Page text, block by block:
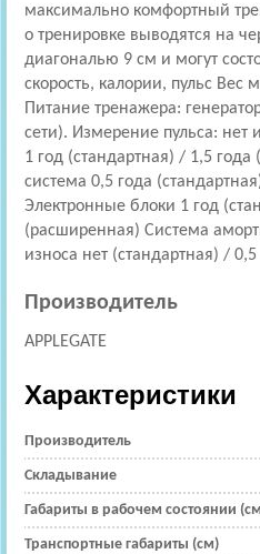
максимально комфортный
о тренировке выводятся на
диагональю 9 см и могут
скорость, калории, пульс Вес
Питание тренажера:
сети). Измерение пульса:
1 год (стандартная) / 1,5
система 0,5 года
Электронные блоки 1 год
(расширенная) Система
износа нет (стандартная) / 0,5
Производитель
APPLEGATE
Характеристики
Производитель
Складывание
Габариты в рабочем состоянии
Транспортные габариты (см)